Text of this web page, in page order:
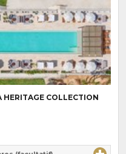
HERITAGE COLLECTION